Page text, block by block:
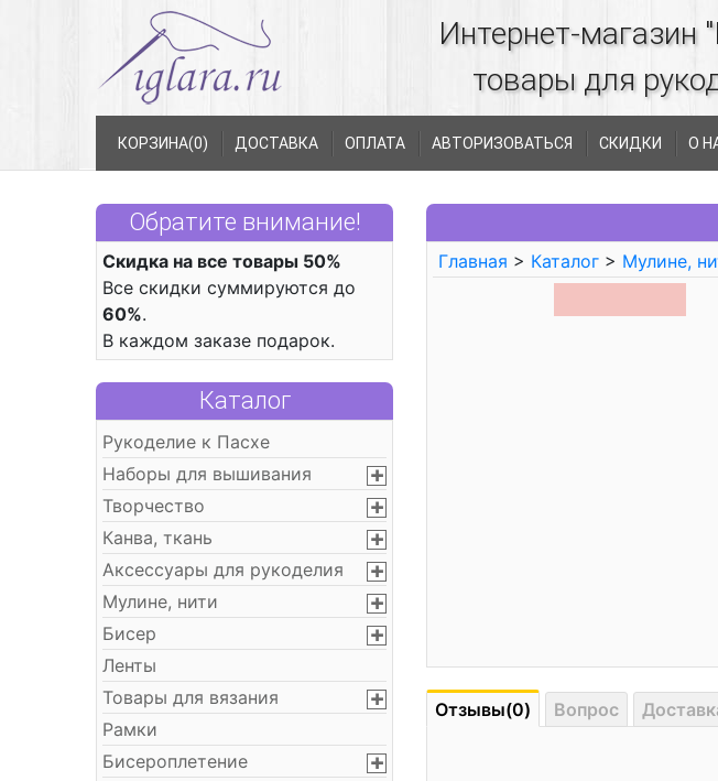
Интернет-магазин
товары для
КОРЗИНА(0) ДОСТАВКА ОПЛАТА АВТОРИЗОВАТЬСЯ СКИДКИ О
Обратите внимание!
Скидка на все товары 50%
Все скидки суммируются до
60%.
В каждом заказе подарок.
Каталог
Рукоделие к Пасхе
Наборы для вышивания
Творчество
Канва, ткань
Аксессуары для рукоделия
Мулине, нити
Бисер
Ленты
Товары для вязания
Рамки
Бисероплетение
Главная > Каталог > Мулине,
Отзывы(0) Вопрос